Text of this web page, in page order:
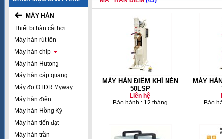
MÁY HÀN
Thiết bị hàn cắt hơi
Máy hàn rút tôn
Máy hàn chip
Máy hàn Hutong
Máy hàn cáp quang
Máy đo OTDR Myway
Máy hàn điện
Máy hàn Hồng Ký
Máy hàn tiến đạt
Máy hàn trần
MÁY HÀN ĐIỂM KHÍ NÉN
50LSP
Liên hệ
Bảo hành : 12 tháng
MÁY
Bảo